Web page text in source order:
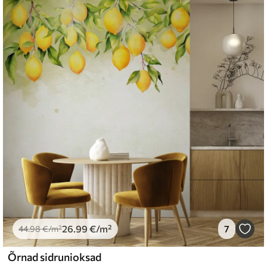
34.00
and Stick
44.98€/m²26.99 €/m² 7
Õrnad sidrunioksad